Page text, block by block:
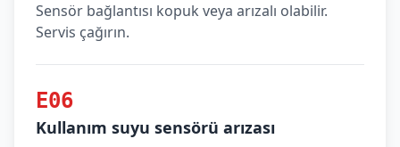
Sensör bağlantısı kopuk veya arızalı olabilir.
Servis çağırın.
E06
Kullanım suyu sensörü arızası